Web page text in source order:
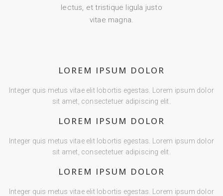
lectus, et tristique ligula justo
vitae magna.
LOREM IPSUM DOLOR
Integer quis metus vitae elit lobortis egestas. Lorem ipsum dolor
sit amet, consectetuer adipiscing elit.
LOREM IPSUM DOLOR
Integer quis metus vitae elit lobortis egestas. Lorem ipsum dolor
sit amet, consectetuer adipiscing elit.
LOREM IPSUM DOLOR
Integer quis metus vitae elit lobortis egestas. Lorem ipsum dolor